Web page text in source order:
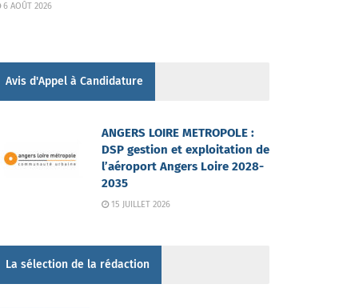
6 AOÛT 2026
Avis d'Appel à Candidature
ANGERS LOIRE METROPOLE :
DSP gestion et exploitation de
l’aéroport Angers Loire 2028-
2035
15 JUILLET 2026
La sélection de la rédaction